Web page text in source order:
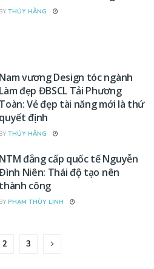
BY THÚY HẰNG
Nam vương Design tóc ngành
Làm đẹp ĐBSCL Tải Phương
Toàn: Vẻ đẹp tài năng mới là thứ
quyết định
BY THÚY HẰNG
NTM đẳng cấp quốc tế Nguyễn
Niên: Thái độ tạo nên
thành công
BY PHẠM THÙY LINH
2 3